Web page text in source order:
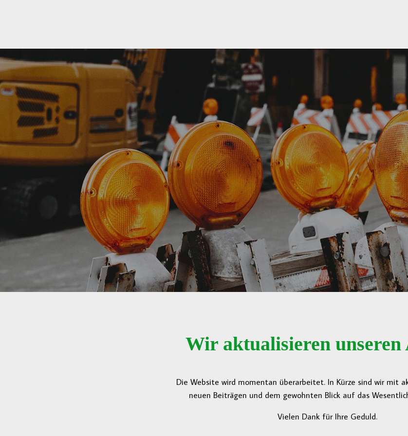
Wir aktualisieren
Die Website wird momentan überarbeitet. In Kürze sind wir mit
neuen Beiträgen und dem gewohnten Blick auf das
Vielen Dank für Ihre Geduld.